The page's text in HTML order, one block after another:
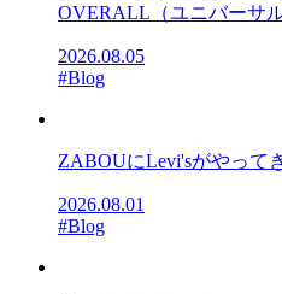
OVERALL（ユニバーサ
2026.08.05
#Blog
ZABOUにLevi'sがやって
2026.08.01
#Blog